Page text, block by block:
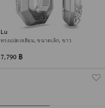
Lucent ต่างหูแบบห่วง
ทรงแปดเหลี่ยม, ขนาดเล็ก, ขาว
7,790 ฿